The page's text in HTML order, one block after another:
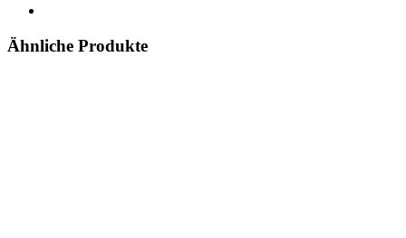
Ähnliche Produkte